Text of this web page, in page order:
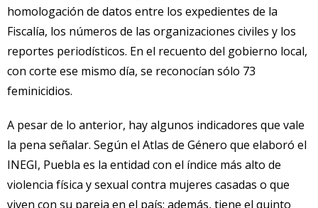
homologación de datos entre los expedientes de la
Fiscalía, los números de las organizaciones civiles y los
reportes periodísticos. En el recuento del gobierno local,
con corte ese mismo día, se reconocían sólo 73
feminicidios.
A pesar de lo anterior, hay algunos indicadores que vale
la pena señalar. Según el Atlas de Género que elaboró el
INEGI, Puebla es la entidad con el índice más alto de
violencia física y sexual contra mujeres casadas o que
viven con su pareja en el país; además, tiene el quinto